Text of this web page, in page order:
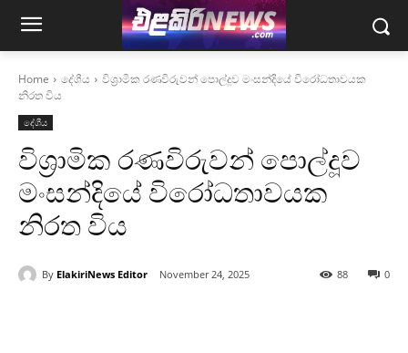
Home දේශීය
විශ්‍රාමික රණවිරුවන් පොල්දූව මංසන්දියේ විරෝධතාවයක
නිරත විය
දේශීය
විශ්‍රාමික රණවිරුවන් පොල්දූව
මංසන්දියේ විරෝධතාවයක
නිරත විය
By ElakiriNews Editor November 24, 2025 0
88